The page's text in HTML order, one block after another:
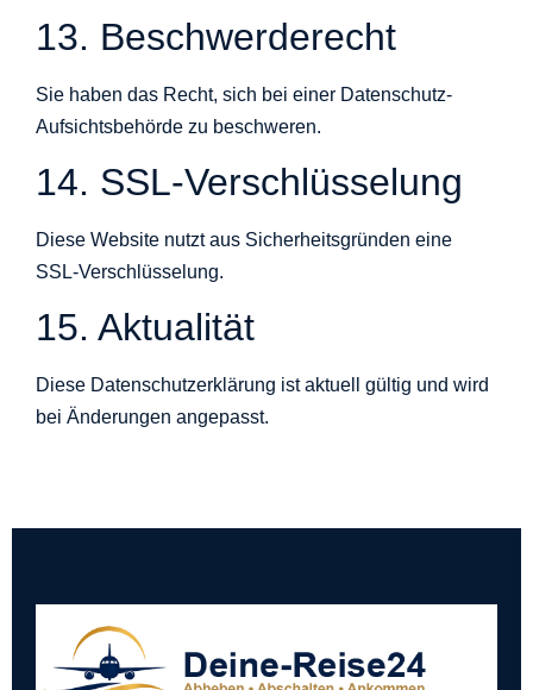
13. Beschwerderecht
Sie haben das Recht, sich bei einer Datenschutz-
Aufsichtsbehörde zu beschweren.
14. SSL-Verschlüsselung
Diese Website nutzt aus Sicherheitsgründen eine
SSL-Verschlüsselung.
15. Aktualität
Diese Datenschutzerklärung ist aktuell gültig und wird
bei Änderungen angepasst.